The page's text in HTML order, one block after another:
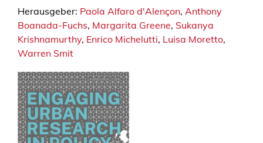
Herausgeber: Paola Alfaro d'Alençon, Anthony
Boanada-Fuchs, Margarita Greene, Sukanya
Krishnamurthy, Enrico Michelutti, Luisa Moretto,
Warren Smit